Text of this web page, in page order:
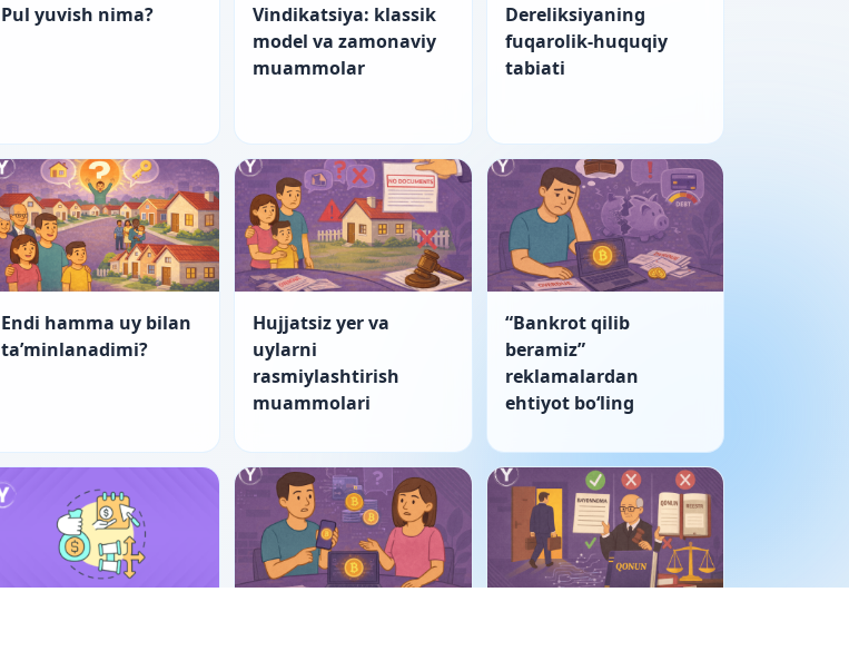
Pul yuvish nima?
Vindikatsiya: klassik
model va zamonaviy
muammolar
Dereliksiyaning
fuqarolik-huquqiy
tabiati
Endi hamma uy bilan
ta’minlanadimi?
Hujjatsiz yer va
uylarni
rasmiylashtirish
muammolari
“Bankrot qilib
beramiz”
reklamalardan
ehtiyot boʻling